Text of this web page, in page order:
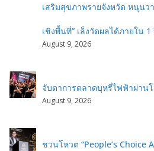
เสริมสุขภาพรายจังหวัด หนุนว
เชิงพื้นที่” เล็งวัดผลได้ภายใน 1
August 9, 2026
จับตาการตลาดบุหรี่ไฟฟ้าผ่าน
August 9, 2026
ชวนโหวต “People’s Choice